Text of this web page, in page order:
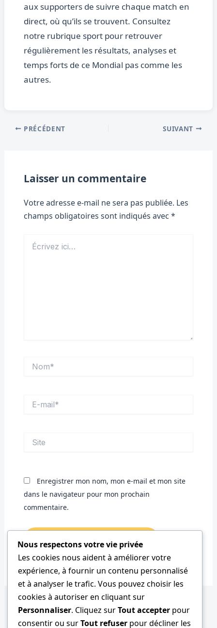
aux supporters de suivre chaque match en
direct, où qu’ils se trouvent. Consultez
notre rubrique sport pour retrouver
régulièrement les résultats, analyses et
temps forts de ce Mondial pas comme les
autres.
PRÉCÉDENT SUIVANT
Laisser un commentaire
Votre adresse e-mail ne sera pas publiée. Les
champs obligatoires sont indiqués avec *
ici…
mail*
Enregistrer mon nom, mon e-mail et mon site
dans le navigateur pour mon prochain
commentaire.
Nous respectons votre vie privée
Les cookies nous aident à améliorer votre
expérience, à fournir un contenu personnalisé
et à analyser le trafic. Vous pouvez choisir les
cookies à autoriser en cliquant sur
Personnaliser. Cliquez surTout accepter pour
consentir ou surTout refuser pour décliner les